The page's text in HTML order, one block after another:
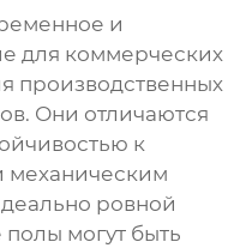
и
для коммерческих
производственных
Они отличаются
к
механическим
ровной
могут быть